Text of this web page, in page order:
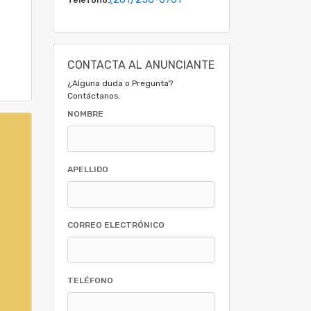
CONTACTA AL ANUNCIANTE
¿Alguna duda o Pregunta?
Contáctanos.
NOMBRE
APELLIDO
CORREO ELECTRÓNICO
TELÉFONO